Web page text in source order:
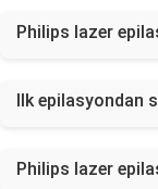
Philips lazer
Ilk epilasyondan
Philips lazer